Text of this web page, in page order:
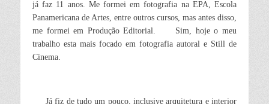
já faz 11 anos. Me formei em fotografia na EPA, Escola
Panamericana de Artes, entre outros cursos, mas antes disso,
me formei em Produção Editorial.
Sim, hoje o meu
trabalho esta mais focado em fotografia autoral e Still de
Cinema.
Já fiz de tudo um pouco, inclusive arquitetura e interior